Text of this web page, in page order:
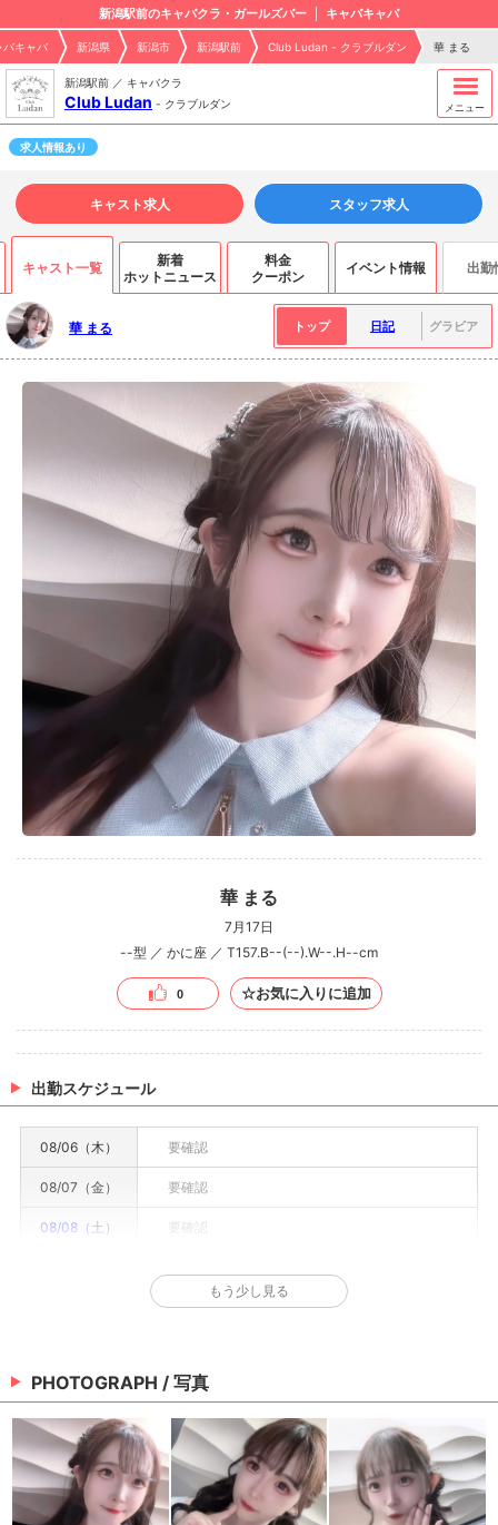
新潟駅前のキャバクラ・ガールズバー キャバキャバ
バキャバ 新潟県 新潟市 新潟駅前 Club Ludan - クラブルダン 華 まる
新潟駅前 ／ キャバクラ
Club Ludan - クラブルダン メニュー
求人情報あり
キャスト求人 スタッフ求人
キャスト一覧
新着
ホットニュース
料金
クーポン
イベント情報 出勤
華 まる トップ 日記 グラビア
華 まる
7月17日
--型 ／ かに座 ／ T157.B--(--).W--.H--cm
0 ☆お気に入りに追加
出勤スケジュール
08/06（木） 要確認
08/07（金） 要確認
08/08（土） 要確認
要確認
08/12（水） 要確認
※情報はあくまで予定でキャストまたは出勤情報は一部です。詳細はお店にお問い合わせく
ださい。
もう少し見る
PHOTOGRAPH / 写真